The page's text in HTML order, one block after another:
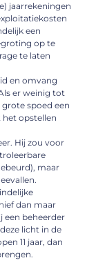
jaarrekeningen
een
op te
te laten
en omvang
er weinig tot
spoed een
opstellen
Hij zou voor
maar
dan maar
een beheerder
licht in de
11 jaar, dan